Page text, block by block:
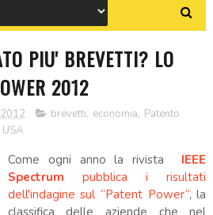
PIU' BREVETTI? LO
2012
brevetti, economia, Patento
USA
Come ogni anno la rivista IEEE
Spectrum pubblica i risultati
dell'indagine sul “Patent Power“, la
classifica delle aziende che nel